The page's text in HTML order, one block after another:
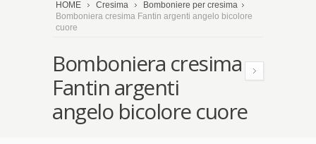
HOME Cresima
Bomboniere per cresima
Bomboniera cresima Fantin argenti angelo bicolore
cuore
Bomboniera cresima
Fantin argenti
angelo bicolore cuore